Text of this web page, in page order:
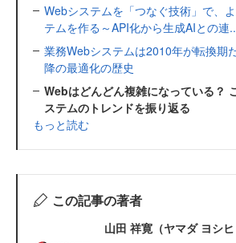
Webシステムを「つなぐ技術」で、
テムを作る～API化から生成AIとの連
業務Webシステムは2010年が転換期
降の最適化の歴史
Webはどんどん複雑になっている？
ステムのトレンドを振り返る
もっと読む
この記事の著者
山田 祥寛（ヤマダ ヨシヒ